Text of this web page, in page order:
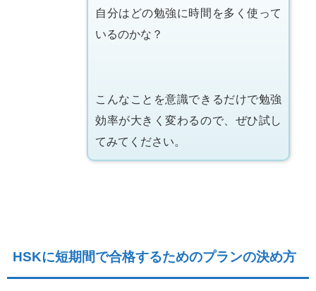
自分はどの勉強に時間を多く使って
いるのかな？
こんなことを意識できるだけで勉強
効率が大きく変わるので、ぜひ試し
てみてください。
HSKに短期間で合格するためのプランの決め方